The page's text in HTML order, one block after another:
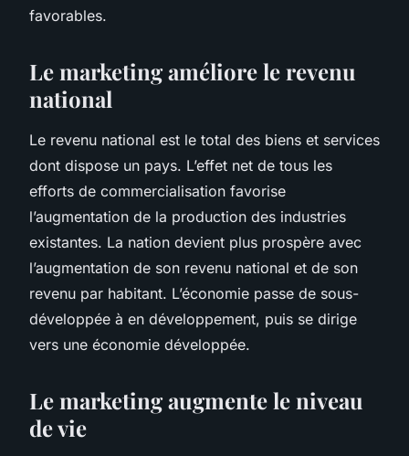
favorables.
Le marketing améliore le revenu
national
Le revenu national est le total des biens et services
dont dispose un pays. L’effet net de tous les
efforts de commercialisation favorise
l’augmentation de la production des industries
existantes. La nation devient plus prospère avec
l’augmentation de son revenu national et de son
revenu par habitant. L’économie passe de sous-
développée à en développement, puis se dirige
vers une économie développée.
Le marketing augmente le niveau
de vie